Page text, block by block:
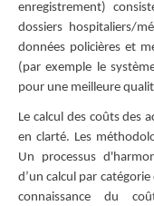
enregistrement)
dossiers hospitaliers/
données policières et
(par exemple le
pour une meilleure
Le calcul des coûts des
en clarté. Les
Un processus
d’un calcul par
connaissance du